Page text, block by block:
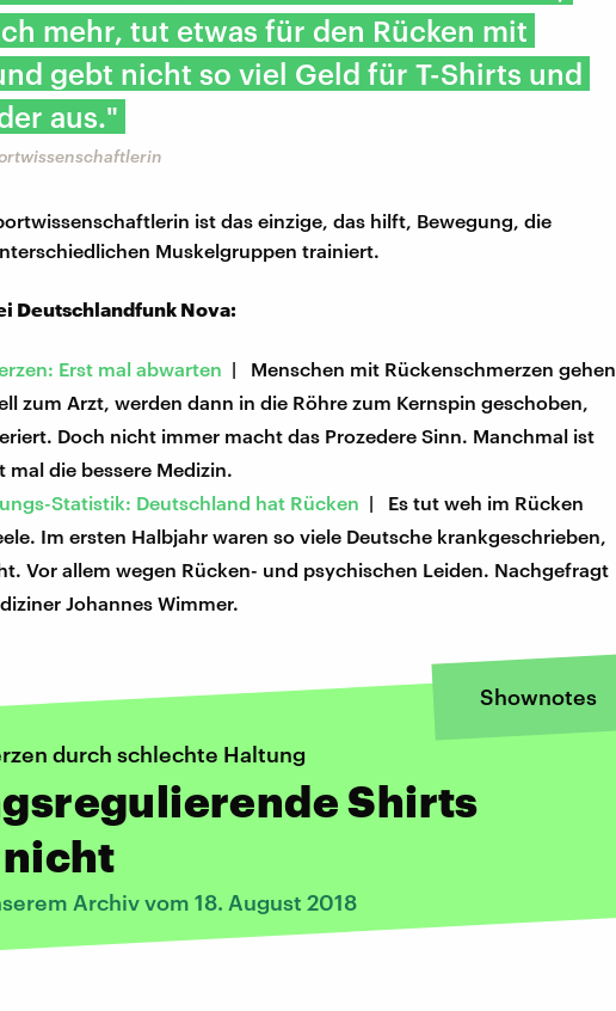
mehr, tut etwas für den Rücken mit
gebt nicht so viel Geld für T-Shirts und
aus."
ist das einzige, das hilft, Bewegung, die
Muskelgruppen trainiert.
Deutschlandfunk Nova:
Erst mal abwarten | Menschen mit Rückenschmerzen gehen
zum Arzt, werden dann in die Röhre zum Kernspin geschoben,
Doch nicht immer macht das Prozedere Sinn. Manchmal ist
mal die bessere Medizin.
Statistik: Deutschland hat Rücken | Es tut weh im Rücken
Im ersten Halbjahr waren so viele Deutsche krankgeschrieben,
Vor allem wegen Rücken- und psychischen Leiden. Nachgefragt
Johannes Wimmer.
Shownotes
durch schlechte Haltung
Shirts
Archiv vom 18. August 2018